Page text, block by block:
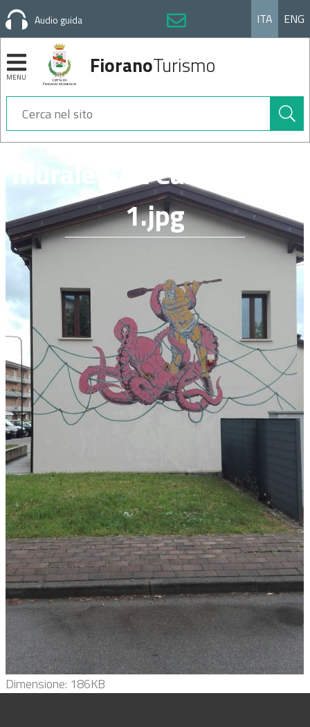
Audio guida ITA ENG
MENU FioranoTurismo
Cerca
nel
sito
murale GAL Casa Corsini
1.jpg
Clicca
Dimensione: 186KB